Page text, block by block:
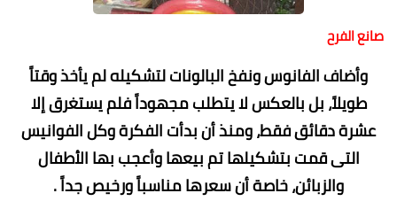
صانع الفرح
وأضاف الفانوس ونفخ البالونات لتشكيله لم يأخذ وقتاً
طويلاً، بل بالعكس لا يتطلب مجهوداً فلم يستغرق إلا
عشرة دقائق فقط، ومنذ أن بدأت الفكرة وكل الفوانيس
التى قمت بتشكيلها تم بيعها وأعجب بها الأطفال
والزبائن، خاصة أن سعرها مناسباً ورخيص جداً .